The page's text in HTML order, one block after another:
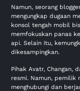
Namun, seorang
mengungkap dugaan
konsol tengah mobil
memfokuskan panas
api. Selain itu,
dikesampingkan.
Pihak Avatr, Changan,
resmi. Namun, pemilik
menghubungi dan